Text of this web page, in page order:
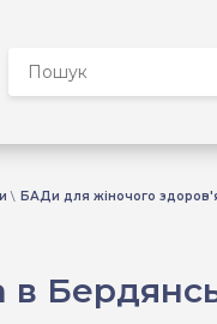
БАДи для жіночого
в